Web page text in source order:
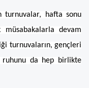
turnuvalar, hafta sonu
müsabakalarla devam
turnuvaların, gençleri
ruhunu da hep birlikte